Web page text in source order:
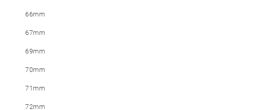
66mm
67mm
69mm
70mm
71mm
72mm